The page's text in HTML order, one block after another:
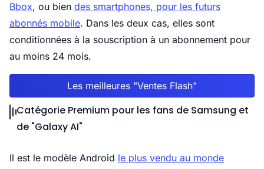
Bbox, ou bien des smartphones, pour les futurs
abonnés mobile. Dans les deux cas, elles sont
conditionnées à la souscription à un abonnement pour
au moins 24 mois.
Les meilleures "Ventes Flash"
Catégorie Premium pour les fans de Samsung et
de "Galaxy AI"
Il est le modèle Android le plus vendu au monde